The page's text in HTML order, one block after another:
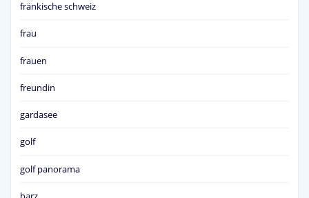
fränkische schweiz
frau
frauen
freundin
gardasee
golf
golf panorama